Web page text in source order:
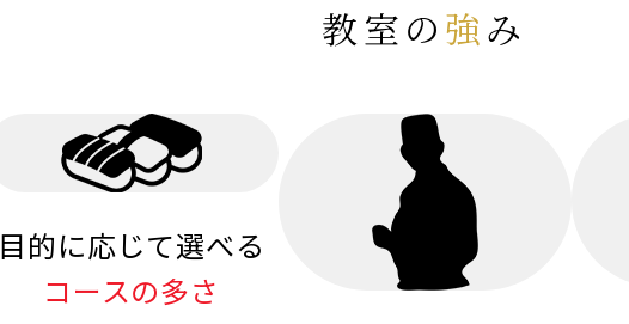
教室の強み
目的に応じて選べる
コースの多さ